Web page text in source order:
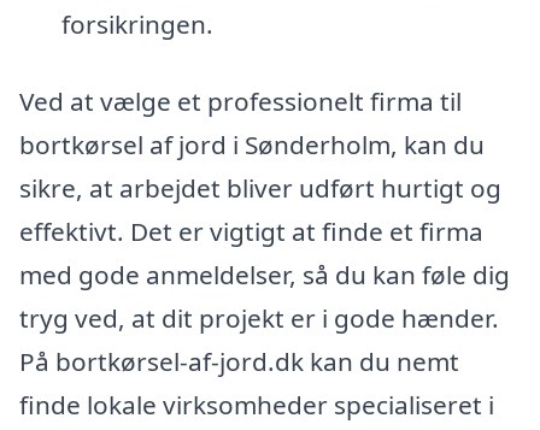
forsikringen.
Ved at vælge et professionelt firma til
bortkørsel af jord i Sønderholm, kan du
sikre, at arbejdet bliver udført hurtigt og
effektivt. Det er vigtigt at finde et firma
med gode anmeldelser, så du kan føle dig
tryg ved, at dit projekt er i gode hænder.
På bortkørsel-af-jord.dk kan du nemt
finde lokale virksomheder specialiseret i